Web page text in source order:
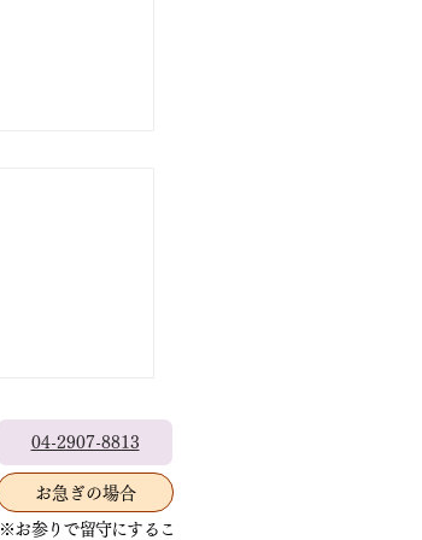
04-2907-8813
お急ぎの場合
※お参りで留守にするこ